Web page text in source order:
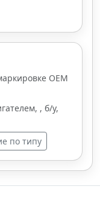
OEM
, б/у,
по типу